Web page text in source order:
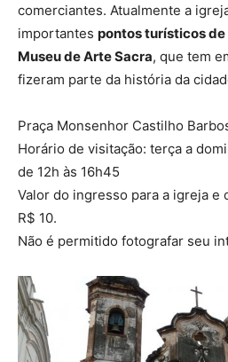
comerciantes. Atualmente a
importantes pontos turísticos de
Museu de Arte Sacra, que tem
fizeram parte da história da
Praça Monsenhor Castilho
Horário de visitação: terça a
de 12h às 16h45
Valor do ingresso para a igreja e
R$ 10.
Não é permitido fotografar seu